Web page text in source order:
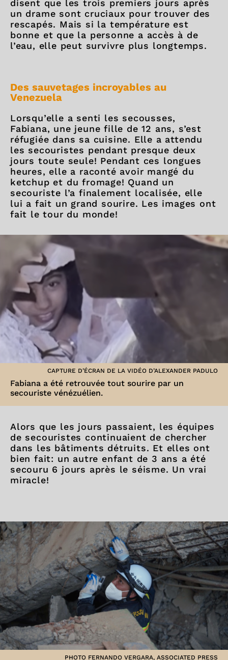
disent que les trois premiers jours après
un drame sont cruciaux pour trouver des
rescapés. Mais si la température est
bonne et que la personne a accès à de
l’eau, elle peut survivre plus longtemps.
Des sauvetages incroyables au
Venezuela
Lorsqu’elle a senti les secousses,
Fabiana, une jeune fille de 12 ans, s’est
réfugiée dans sa cuisine. Elle a attendu
les secouristes pendant presque deux
jours toute seule! Pendant ces longues
heures, elle a raconté avoir mangé du
ketchup et du fromage! Quand un
secouriste l’a finalement localisée, elle
lui a fait un grand sourire. Les images ont
fait le tour du monde!
CAPTURE D’ÉCRAN DE LA VIDÉO D’ALEXANDER PADULO
Fabiana a été retrouvée tout sourire par un
secouriste vénézuélien.
Alors que les jours passaient, les équipes
de secouristes continuaient de chercher
dans les bâtiments détruits. Et elles ont
bien fait: un autre enfant de 3 ans a été
secouru 6 jours après le séisme. Un vrai
miracle!
PHOTO FERNANDO VERGARA, ASSOCIATED PRESS